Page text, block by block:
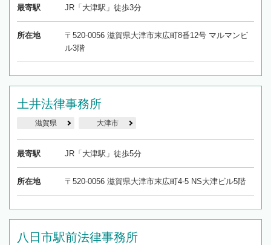
最寄駅 JR「大津駅」徒歩3分
所在地
〒520-0056 滋賀県大津市末広町8番12号 マルマンビ
ル3階
土井法律事務所
滋賀県 大津市
最寄駅 JR「大津駅」徒歩5分
所在地 〒520-0056 滋賀県大津市末広町4-5 NS大津ビル5階
八日市駅前法律事務所